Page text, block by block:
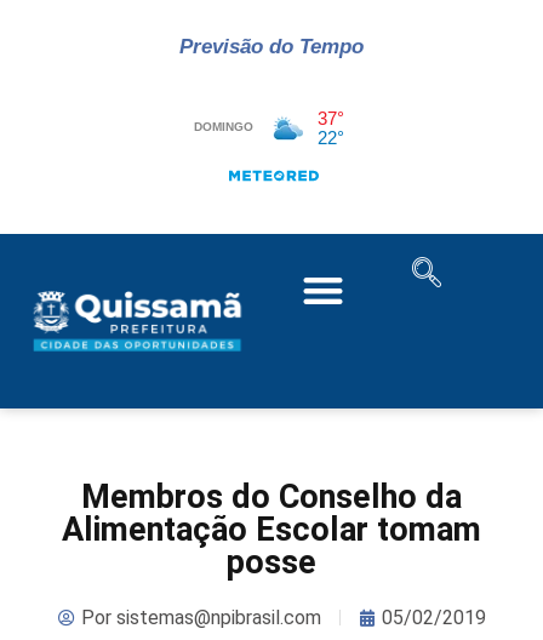
Previsão do Tempo
Membros do Conselho da
Alimentação Escolar tomam
posse
Porsistemas@npibrasil.com 05/02/2019